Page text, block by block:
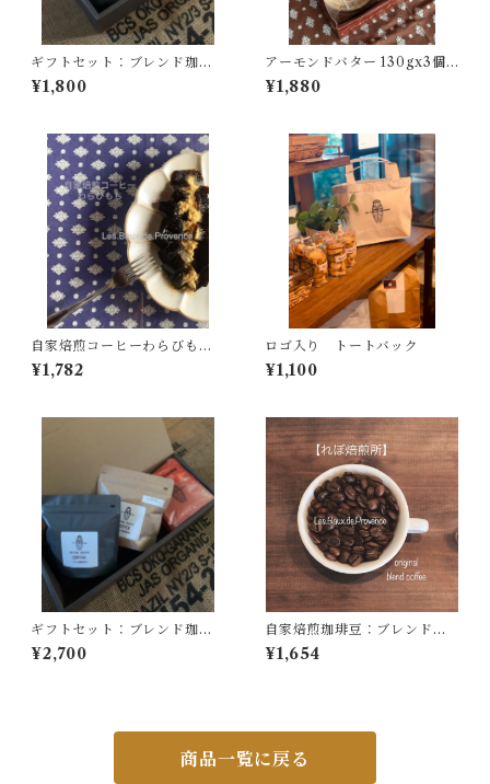
ギフトセット：ブレンド珈琲
１００ｇ・おすすめ珈琲豆１
００ｇ
¥1,800
アーモンドバター 130gx3個
入り【クール冷凍にてお届け
します】到着後は冷蔵庫(10度
りください。
¥1,880
自家焙煎コーヒーわらびもち3
個《夏期限定》【１３０ｇＸ3
個入り】
¥1,782
ロゴ入り トートバック
¥1,100
ギフトセット：ブレンド珈琲
豆１００ｇ・おすすめ珈琲豆
１００ｇ・ドリップ珈琲5個
¥2,700
自家焙煎珈琲豆：ブレンド珈
琲２００ｇ【中深煎り】
¥1,654
商品一覧に戻る